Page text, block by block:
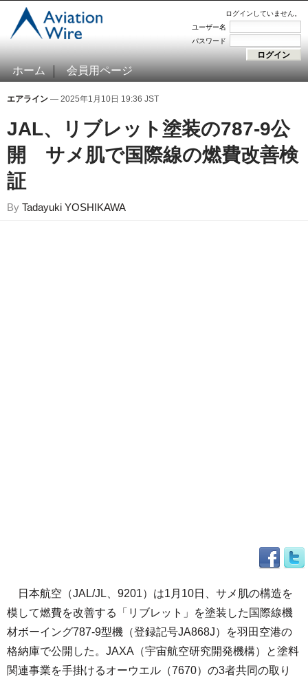
ログインしていません。
ユーザー名
パスワード
ホーム 会員用ページ
エアライン — 2025年1月10日 19:36 JST
JAL、リブレット塗装の787-9公
開 サメ肌で国際線の燃費改善検
証
By Tadayuki YOSHIKAWA
日本航空（JAL/JL、9201）は1月10日、サメ肌の構造を
模して燃費を改善する「リブレット」を塗装した国際線機
材ボーイング787-9型機（登録記号JA868J）を羽田空港の
格納庫で公開した。JAXA（宇宙航空研究開発機構）と塗料
関連事業を手掛けるオーウエル（7670）の3者共同の取り